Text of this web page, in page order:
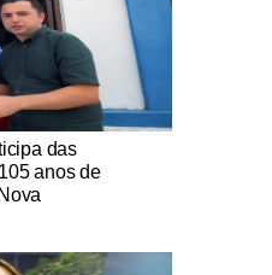
das
anos de